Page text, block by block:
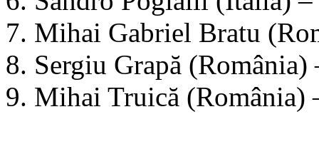
Mihai Gabriel Bratu
Sergiu Grapă (România)
Mihai Truică